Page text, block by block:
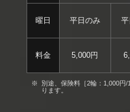
曜日 平日のみ
料金 5,000円
別途、保険料［2輪：1,000円
ります。